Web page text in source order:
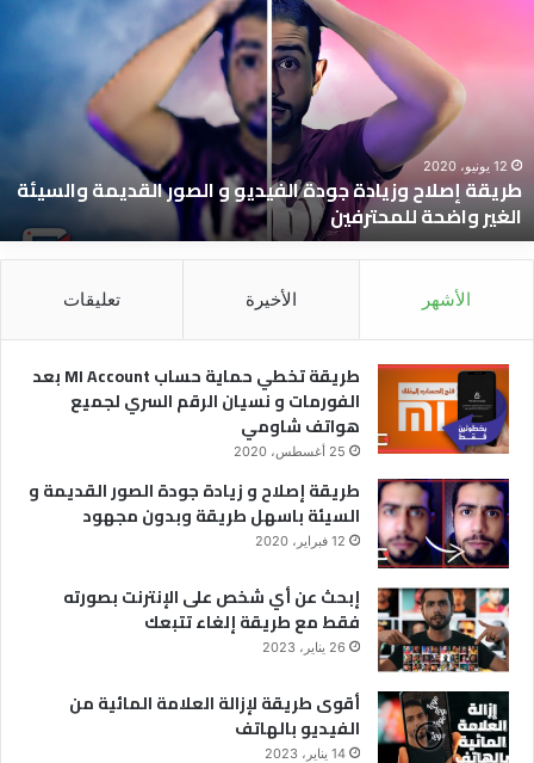
القديمة
والسيئة
الغير
واضحة
للمحترفين
12 يونيو، 2020
طريقة إصلاح وزيادة جودة الفيديو و الصور القديمة والسيئة
الغير واضحة للمحترفين
الأشهر الأخيرة تعليقات
طريقة تخطي حماية حساب MI Account بعد
الفورمات و نسيان الرقم السري لجميع
هواتف شاومي
25 أغسطس، 2020
طريقة إصلاح و زيادة جودة الصور القديمة و
السيئة باسهل طريقة وبدون مجهود
12 فبراير، 2020
إبحث عن أي شخص على الإنترنت بصورته
فقط مع طريقة إلغاء تتبعك
26 يناير، 2023
أقوى طريقة لإزالة العلامة المائية من
الفيديو بالهاتف
14 يناير، 2023